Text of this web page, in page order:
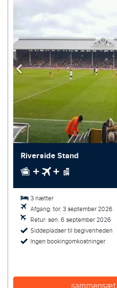
3 nætter
Afgang: tor. 3 september 2026
Retur: søn. 6 september 2026
Siddepladser til begivenheden
Ingen bookingomkostninger
Riverside Stand